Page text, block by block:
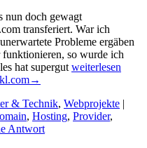
nun doch gewagt
transferiert. War ich
Probleme ergäben
so wurde ich
hat supergut weiterlesen
→
& Technik, Webprojekte |
, Hosting, Provider,
Antwort